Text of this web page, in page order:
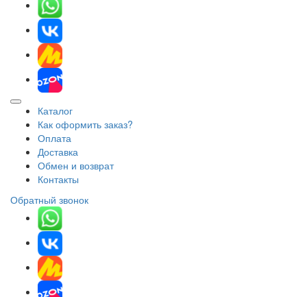
Каталог
Как оформить заказ?
Оплата
Доставка
Обмен и возврат
Контакты
Обратный звонок